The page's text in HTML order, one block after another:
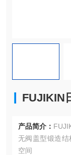
FUJIKIN
产品简介：
无阀盖型锻造
空间